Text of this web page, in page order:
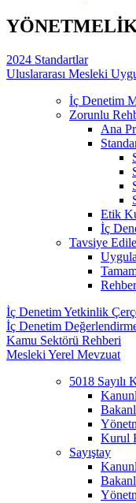
2024 Standartlar
Uluslararası Mesleki
İç Denetim
Zorunlu
Ana
Etik
İç
Tavsiye
İç Denetim Yetkinlik
İç Denetim
Kamu Sektörü Rehberi
Mesleki Yerel Mevzuat
5018 Sayılı
Kurul
Sayıştay